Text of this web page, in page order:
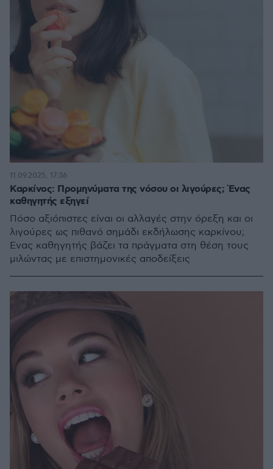
Καρκίνος: Προμηνύματα της νόσου οι λιγούρες; Ένας
καθηγητής εξηγεί
Πόσο αξιόπιστες είναι οι αλλαγές στην όρεξη και οι
λιγούρες ως πιθανό σημάδι εκδήλωσης καρκίνου;
Ένας καθηγητής βάζει τα πράγματα στη θέση τους
μιλώντας με επιστημονικές αποδείξεις
11.09.2025, 17:36